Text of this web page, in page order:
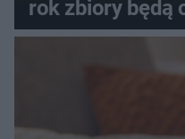
rok zbiory będą